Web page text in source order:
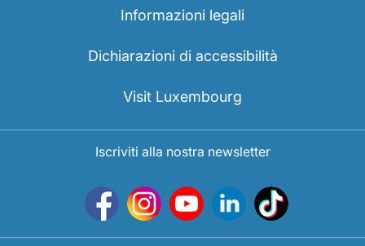
Informazioni legali
Dichiarazioni di accessibilità
Visit Luxembourg
Iscriviti alla nostra newsletter